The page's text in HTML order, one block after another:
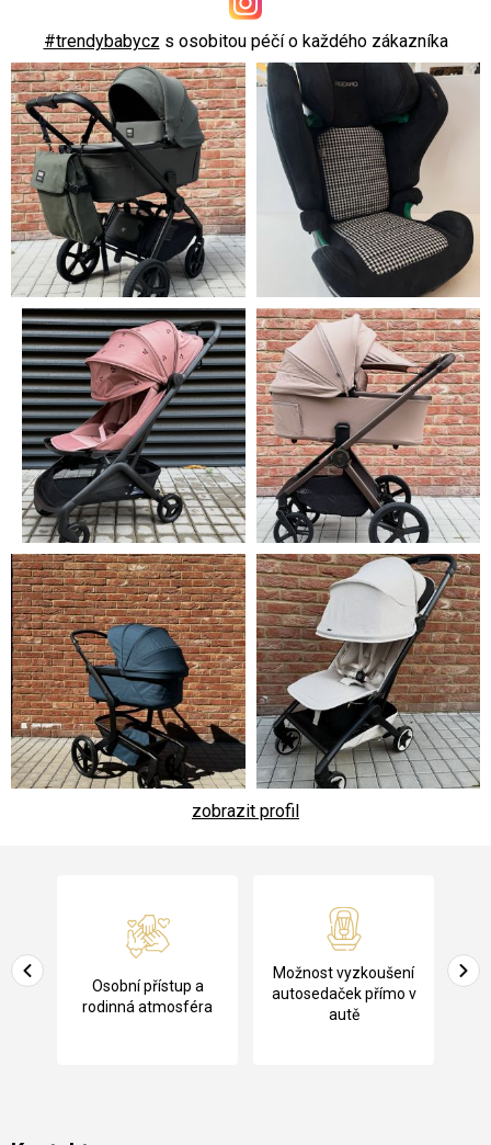
#trendybabycz s osobitou péčí o každého zákazníka
zobrazit profil
a
Osobní přístup a
rodinná atmosféra
Možnost vyzkoušení
autosedaček přímo v
autě